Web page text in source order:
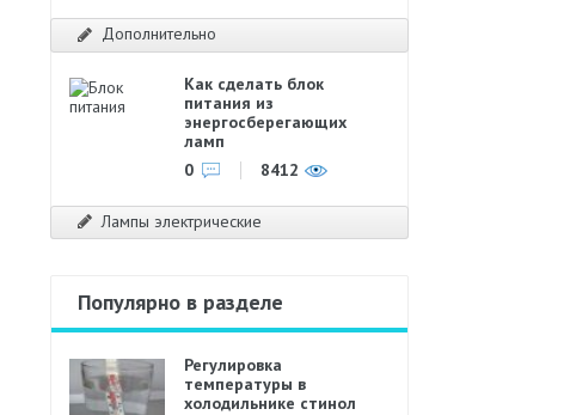
Дополнительно
Как сделать блок
питания из
энергосберегающих
ламп
0
8412
Лампы электрические
Популярно в разделе
Регулировка
температуры в
холодильнике стинол